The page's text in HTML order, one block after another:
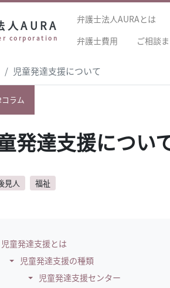
人AURA
corporation
弁護士法人AURAとは
弁護士費用
ご相談
児童発達支援について
発達支援につい
ラム
見人 福祉
児童発達支援とは
児童発達支援の種類
児童発達支援センター